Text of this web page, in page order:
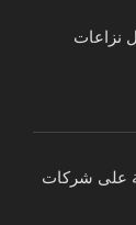
نزاعات
على شركات